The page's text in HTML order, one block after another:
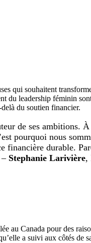
qui souhaitent
du leadership féminin
du soutien financier.
de ses ambitions.
pourquoi nous
financière durable.
– Stephanie Larivière,
au Canada pour des
a suivi aux côtés de